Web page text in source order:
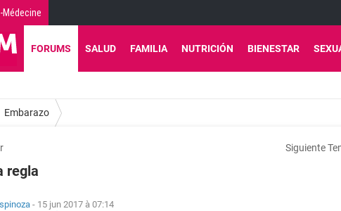
Médecine
FORUMS SALUD FAMILIA NUTRICIÓN BIENESTAR
Embarazo
Siguiente
regla
- 15 jun 2017 à 07:14